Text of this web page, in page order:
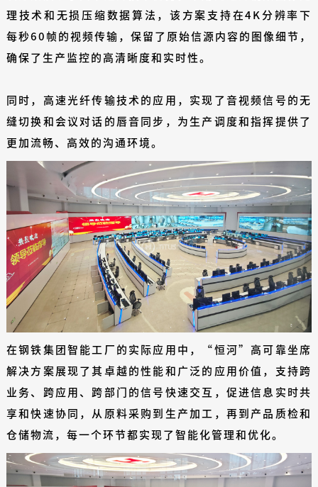
理技术和无损压缩数据算法，该方案支持在4K分辨率下
每秒60帧的视频传输，保留了原始信源内容的图像细节，
确保了生产监控的高清晰度和实时性。
同时，高速光纤传输技术的应用，实现了音视频信号的无
缝切换和会议对话的唇音同步，为生产调度和指挥提供了
更加流畅、高效的沟通环境。
在钢铁集团智能工厂的实际应用中，“恒河”高可靠坐席
解决方案展现了其卓越的性能和广泛的应用价值，支持跨
业务、跨应用、跨部门的信号快速交互，促进信息实时共
享和快速协同，从原料采购到生产加工，再到产品质检和
仓储物流，每一个环节都实现了智能化管理和优化。